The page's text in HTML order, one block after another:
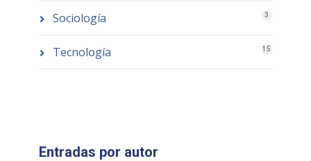
Sociología 3
Tecnología 15
Entradas por autor